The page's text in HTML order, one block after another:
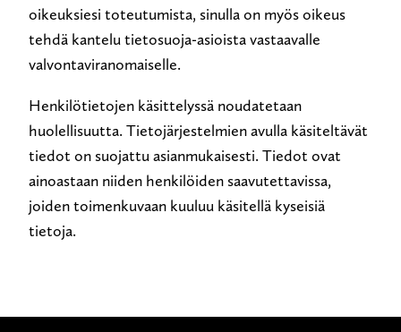
oikeuksiesi toteutumista, sinulla on myös oikeus
tehdä kantelu tietosuoja-asioista vastaavalle
valvontaviranomaiselle.
Henkilötietojen käsittelyssä noudatetaan
huolellisuutta. Tietojärjestelmien avulla käsiteltävät
tiedot on suojattu asianmukaisesti. Tiedot ovat
ainoastaan niiden henkilöiden saavutettavissa,
joiden toimenkuvaan kuuluu käsitellä kyseisiä
tietoja.